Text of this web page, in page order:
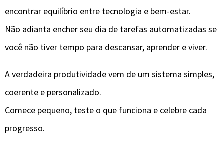
encontrar equilíbrio entre tecnologia e bem-estar.
Não adianta encher seu dia de tarefas automatizadas se
você não tiver tempo para descansar, aprender e viver.
A verdadeira produtividade vem de um sistema simples,
coerente e personalizado.
Comece pequeno, teste o que funciona e celebre cada
progresso.